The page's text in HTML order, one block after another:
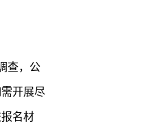
查，公
开展尽
名材